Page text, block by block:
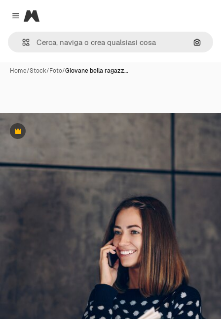
Close menu
Magnific
Cerca
Home/Stock/Foto/Giovane bella ragazz…
Premium